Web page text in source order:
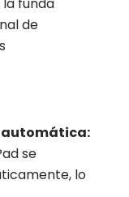
funda
de
se
lo